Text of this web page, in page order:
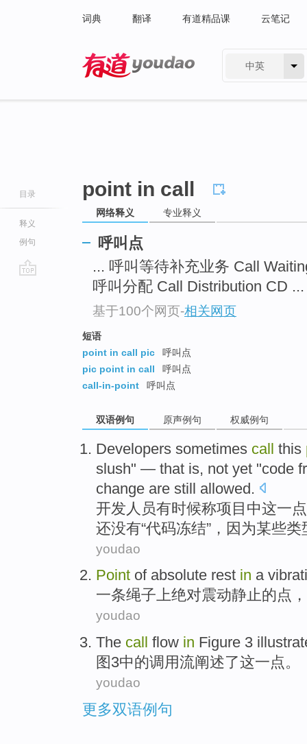
词典 翻译 有道精品课 云笔记
中英
目录
释义
例句
point in call
网络释义 专业释义
呼叫点
... 呼叫等待补充业务 Call
呼叫分配 Call Distribution CD ...
基于100个网页-相关网页
短语
point in call pic
呼叫点
pic point in call
呼叫点
call-in-point
呼叫点
双语例句 原声例句 权威例句
Developers sometimes call this
slush" — that is, not yet "code
change are still allowed.
开发人员有时候称项目 中这一点
还没有“代码冻结”， 因为某些类
youdao
Point of absolute rest in a
一条绳子上绝对震动静止的点 ，
youdao
The call flow in Figure 3
图3中的调用流阐述了这一点。
youdao
更多双语例句